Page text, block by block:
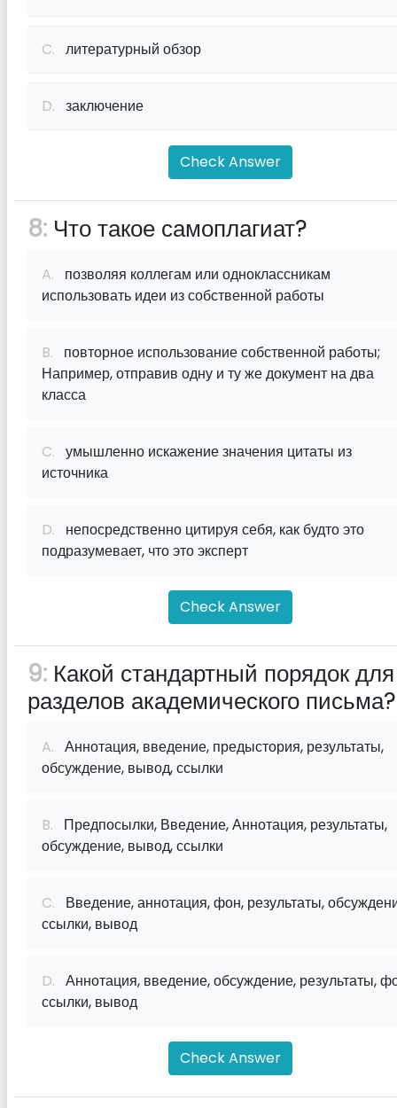
C. литературный обзор
D. заключение
Check Answer
8: Что такое самоплагиат?
A. позволяя коллегам или одноклассникам
использовать идеи из собственной работы
B. повторное использование собственной работы;
Например, отправив одну и ту же документ на два
класса
C. умышленно искажение значения цитаты из
источника
D. непосредственно цитируя себя, как будто это
подразумевает, что это эксперт
Check Answer
9: Какой стандартный порядок для
разделов академического письма?
A. Аннотация, введение, предыстория, результаты,
обсуждение, вывод, ссылки
B. Предпосылки, Введение, Аннотация, результаты,
обсуждение, вывод, ссылки
C. Введение, аннотация, фон, результаты,
ссылки, вывод
D. Аннотация, введение, обсуждение, результаты,
ссылки, вывод
Check Answer